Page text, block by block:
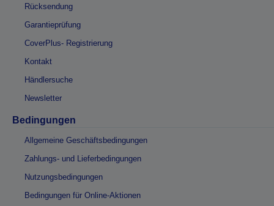
Rücksendung
Garantieprüfung
CoverPlus- Registrierung
Kontakt
Händlersuche
Newsletter
Bedingungen
Allgemeine Geschäftsbedingungen
Zahlungs- und Lieferbedingungen
Nutzungsbedingungen
Bedingungen für Online-Aktionen